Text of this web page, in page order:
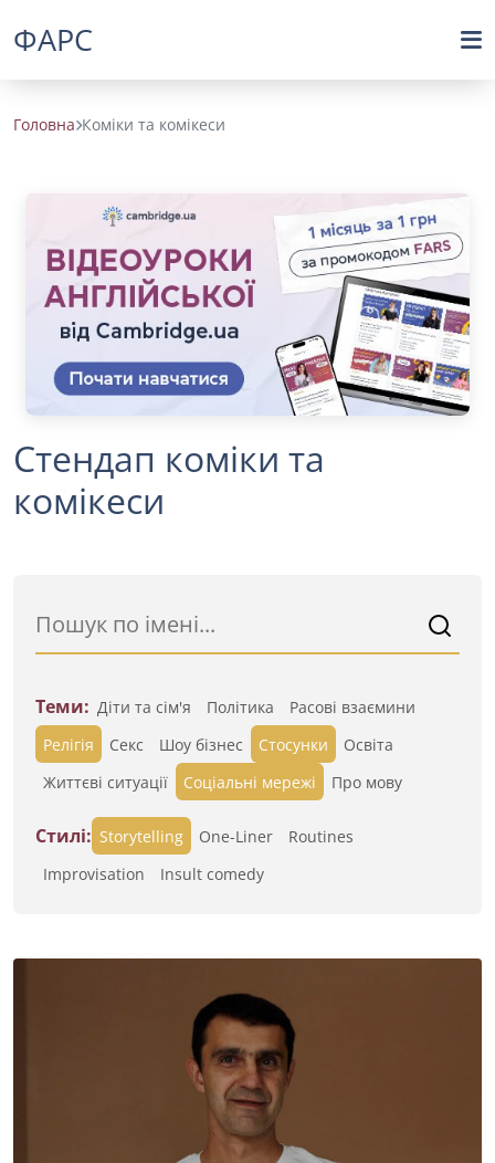
ФАРС
Головна Коміки та комікеси
Стендап коміки та
комікеси
Теми: Діти та сім'я Політика
Расові взаємини
Релігія
Секс Шоу бізнес Стосунки
Освіта
Життєві ситуації
Cоціальні мережі Про мову
Стилі: Storytelling One-Liner
Routines
Improvisation
Insult comedy